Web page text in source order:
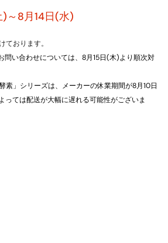
～8月14日(水)
おります。
い合わせについては、8月15日(木)より順次対
素」シリーズは、メーカーの休業期間が8月10日
っては配送が大幅に遅れる可能性がございま